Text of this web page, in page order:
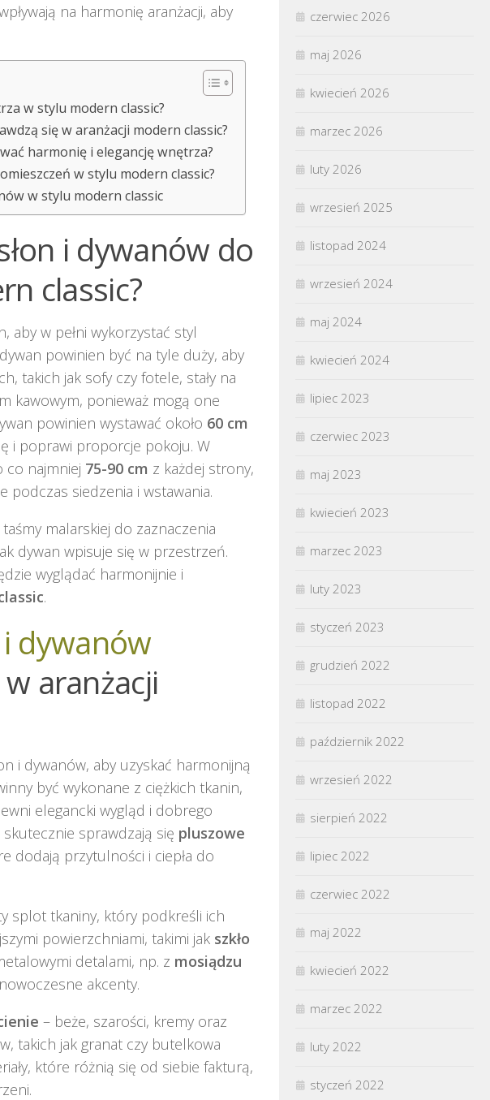
na harmonię aranżacji, aby
w stylu modern classic?
się w aranżacji modern classic?
harmonię i elegancję wnętrza?
w stylu modern classic?
w stylu modern classic
i dywanów do
classic?
aby w pełni wykorzystać styl
powinien być na tyle duży, aby
takich jak sofy czy fotele, stały na
kawowym, ponieważ mogą one
powinien wystawać około 60 cm
i poprawi proporcje pokoju. W
co najmniej 75-90 cm z każdej strony,
podczas siedzenia i wstawania.
malarskiej do zaznaczenia
dywan wpisuje się w przestrzeń.
wyglądać harmonijnie i
.
i dywanów
aranżacji
i dywanów, aby uzyskać harmonijną
być wykonane z ciężkich tkanin,
elegancki wygląd i dobrego
sprawdzają się pluszowe
dodają przytulności i ciepła do
splot tkaniny, który podkreśli ich
powierzchniami, takimi jak szkło
detalami, np. z mosiądzu
akcenty.
– beże, szarości, kremy oraz
takich jak granat czy butelkowa
które różnią się od siebie fakturą,
czerwiec 2026
maj 2026
kwiecień 2026
marzec 2026
luty 2026
wrzesień 2025
listopad 2024
wrzesień 2024
maj 2024
kwiecień 2024
lipiec 2023
czerwiec 2023
maj 2023
kwiecień 2023
marzec 2023
luty 2023
styczeń 2023
grudzień 2022
listopad 2022
październik 2022
wrzesień 2022
sierpień 2022
lipiec 2022
czerwiec 2022
maj 2022
kwiecień 2022
marzec 2022
luty 2022
styczeń 2022